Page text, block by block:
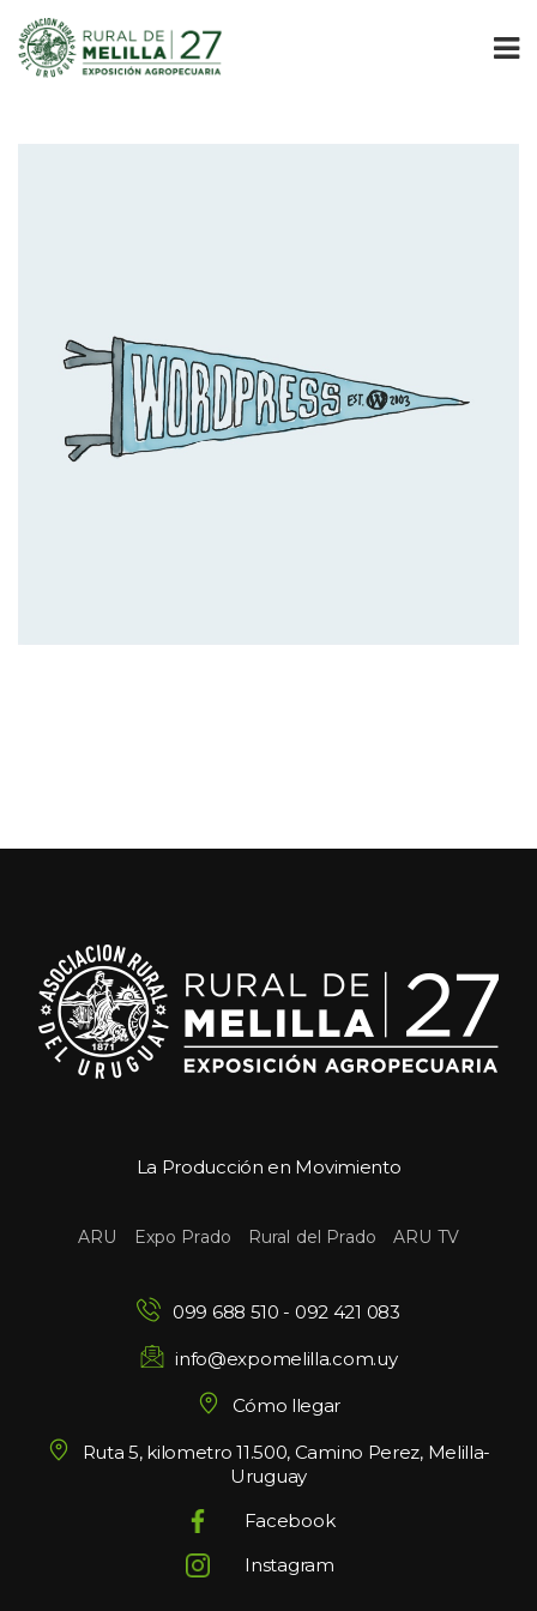
La Producción en Movimiento
ARU Expo Prado Rural del Prado ARU TV
099 688 510 - 092 421 083
info@expomelilla.com.uy
Cómo llegar
Ruta 5, kilometro 11.500, Camino Perez, Melilla-
Uruguay
Facebook
Instagram